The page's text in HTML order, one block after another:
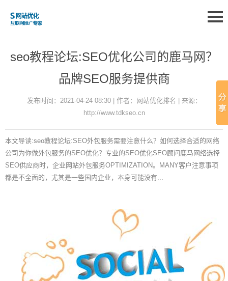
seo教程论坛:SEO优化公司的鹿马网？
品牌SEO服务提供商
发布时间：2021-04-24 08:30 | 作者：网站优化排名 | 来源：
http://www.tdkseo.cn
本文导读:seo教程论坛:SEO外包服务需要注意什么？如何选择合适的网络
公司为你做外包服务的SEO优化？专业的SEO优化SEO顾问鹿马网络选择
SEO供应商时，企业网站外包服务OPTIMIZATION。MANY客户注意事项
都是不全面的，尤其是一些国内企业，本身可能没有...